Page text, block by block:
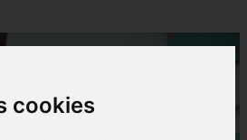
cookies